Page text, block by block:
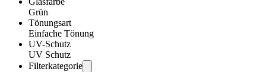
Grün
Tönungsart
Einfache Tönung
UV-Schutz
UV Schutz
Filterkategorie